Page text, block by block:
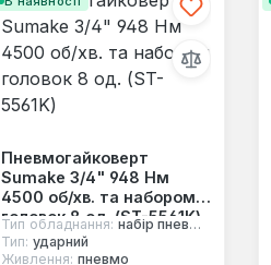
Пневмогайковерт
Sumake 3/4" 948 Нм
4500 об/хв. та набором
головок 8 од. (ST-5561K)
Тип обладнання: набір пневмоінструменту
Тип: ударний
Живлення: пневмо